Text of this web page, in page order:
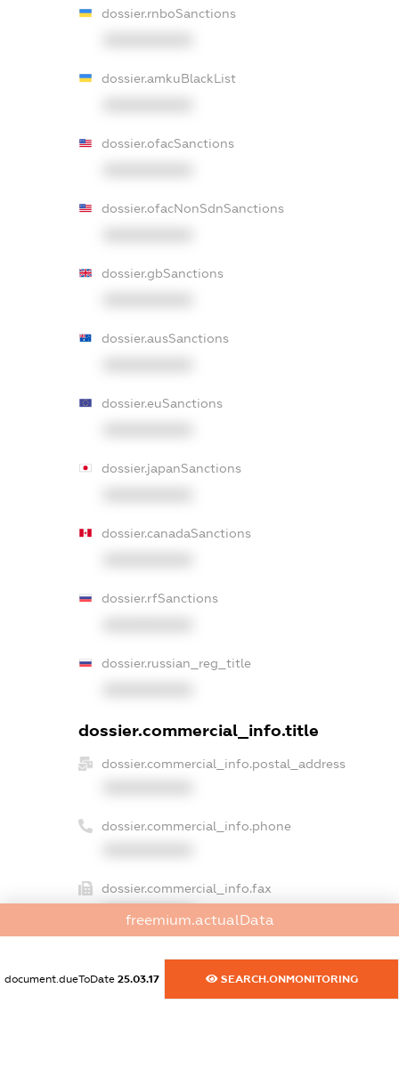
dossier.rnboSanctions
dossier.amkuBlackList
dossier.ofacSanctions
dossier.ofacNonSdnSanctions
dossier.gbSanctions
dossier.ausSanctions
dossier.euSanctions
dossier.japanSanctions
dossier.canadaSanctions
dossier.rfSanctions
dossier.russian_reg_title
dossier.commercial_info.title
dossier.commercial_info.postal_address
dossier.commercial_info.phone
dossier.commercial_info.fax
XXXXXXXXXX
XXXXXXXXXX
freemium.actualData
document.dueToDate 25.03.17 SEARCH.ONMONITORING